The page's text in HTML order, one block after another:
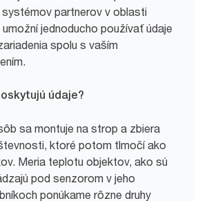
systémov partnerov v oblasti
jednoducho používať údaje
spolu s vaším
údaje?
sa montuje na strop a zbiera
ktoré potom tlmočí ako
Meria teplotu objektov, ako sú
pod senzorom v jeho
ponúkame rôzne druhy